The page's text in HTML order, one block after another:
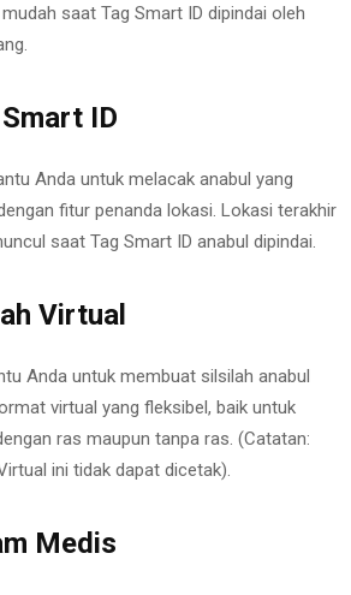
saat Tag Smart ID dipindai oleh
ID
Anda untuk melacak anabul yang
fitur penanda lokasi. Lokasi terakhir
saat Tag Smart ID anabul dipindai.
Virtual
Anda untuk membuat silsilah anabul
virtual yang fleksibel, baik untuk
ras maupun tanpa ras. (Catatan:
ini tidak dapat dicetak).
Medis